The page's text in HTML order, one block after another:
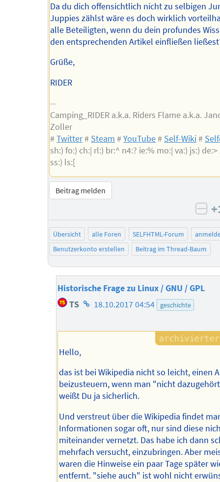
Da du dich offensichtlich nicht zu selbigen
Juppies zählst wäre es doch wirklich
alle Beteiligten, wenn du dein profundes
den entsprechenden Artikel einfließen
Grüße,
RIDER
--
Camping_RIDER a.k.a. Riders Flame a.k.a.
Zoller
#Twitter# Steam #YouTube# Self-Wiki#
sh:) fo:) ch:| rl:) br:^ n4:? ie:% mo:| va:) js:)
ss:) ls:[
Beitrag melden
Übersicht alle Foren SELFHTML-Forum
Benutzerkonto erstellen
Beitrag im Thread-Baum
Historische Frage zu Linux / GNU / GPL
TS Homepage
Autors
18.10.2017 04:54 geschichte
Hello,
das ist bei Wikipedia nicht so leicht, einen
beizusteuern, wenn man "nicht
weißt Du ja sicherlich.
Und verstreut über die Wikipedia findet
Informationen sogar oft, nur sind diese
miteinander vernetzt. Das habe ich dann
mehrfach versucht, einzubringen. Aber
waren die Hinweise ein paar Tage später
entfernt. "siehe auch" ist wohl nicht